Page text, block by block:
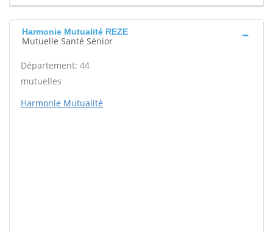
Harmonie Mutualité REZE
Mutuelle Santé Sénior
Département: 44
mutuelles
Harmonie Mutualité